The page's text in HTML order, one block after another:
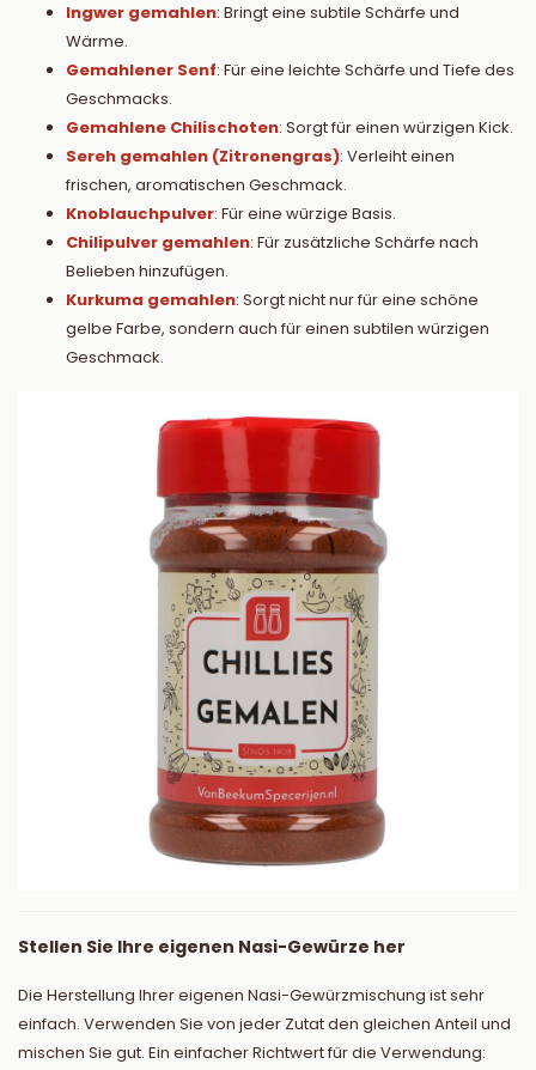
Ingwer gemahlen: Bringt eine subtile Schärfe und
Wärme.
Gemahlener Senf: Für eine leichte Schärfe und Tiefe des
Geschmacks.
Gemahlene Chilischoten: Sorgt für einen würzigen Kick.
Sereh gemahlen (Zitronengras): Verleiht einen
frischen, aromatischen Geschmack.
Knoblauchpulver: Für eine würzige Basis.
Chilipulver gemahlen: Für zusätzliche Schärfe nach
Belieben hinzufügen.
Kurkuma gemahlen: Sorgt nicht nur für eine schöne
gelbe Farbe, sondern auch für einen subtilen würzigen
Geschmack.
Stellen Sie Ihre eigenen Nasi-Gewürze her
Die Herstellung Ihrer eigenen Nasi-Gewürzmischung ist sehr
einfach. Verwenden Sie von jeder Zutat den gleichen Anteil und
mischen Sie gut. Ein einfacher Richtwert für die Verwendung: